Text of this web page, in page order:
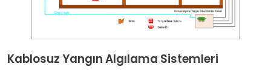
Kablosuz YangınAlgılama Sistemleri